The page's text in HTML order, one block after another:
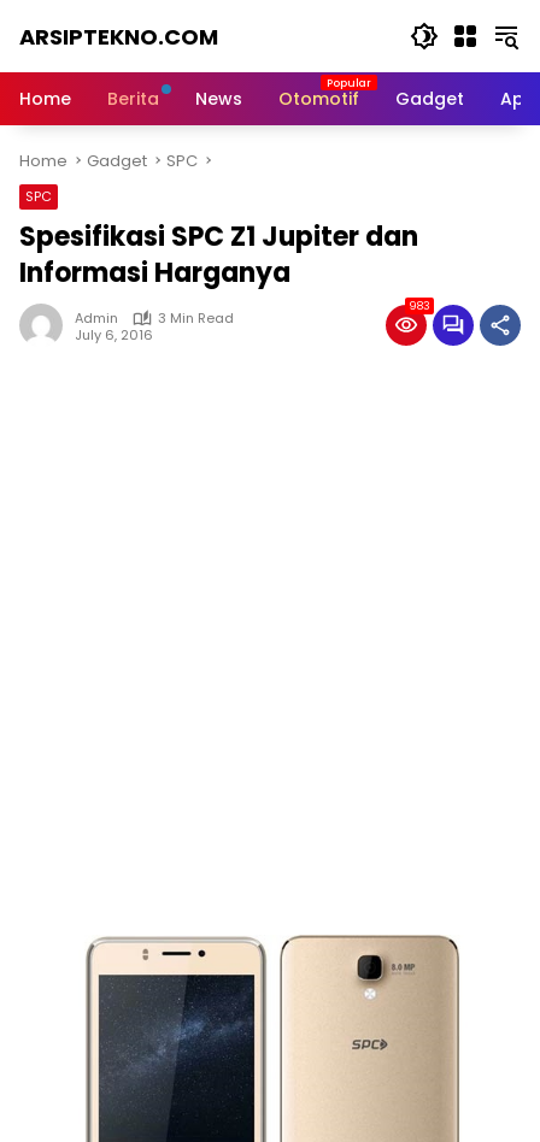
ARSIPTEKNO.COM
Informasi
Home Berita News Otomotif Gadget
Home Gadget SPC
SPC
Spesifikasi SPC Z1 Jupiter dan
Informasi Harganya
Admin
3 Min Read
July 6, 2016
983